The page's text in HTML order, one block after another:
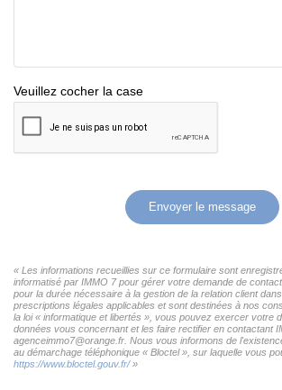
Veuillez cocher la case
Envoyer le message
« Les informations recueillies sur ce formulaire sont
informatisé par IMMO 7 pour gérer votre demande de
pour la durée nécessaire à la gestion de la relation client
prescriptions légales applicables et sont destinées à nos
la loi « informatique et libertés », vous pouvez exercer votre
données vous concernant et les faire rectifier en contactant
agenceimmo7@orange.fr. Nous vous informons de
au démarchage téléphonique « Bloctel », sur laquelle vous
https://www.bloctel.gouv.fr/»